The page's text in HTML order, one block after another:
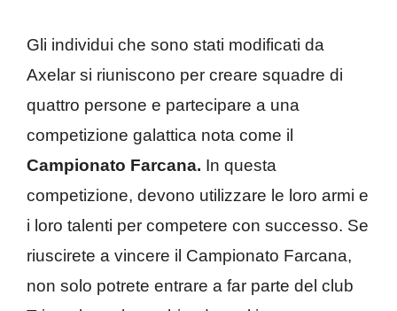
Gli individui che sono stati modificati da
Axelar si riuniscono per creare squadre di
quattro persone e partecipare a una
competizione galattica nota come il
Campionato Farcana. In questa
competizione, devono utilizzare le loro armi e
i loro talenti per competere con successo. Se
riuscirete a vincere il Campionato Farcana,
non solo potrete entrare a far parte del club